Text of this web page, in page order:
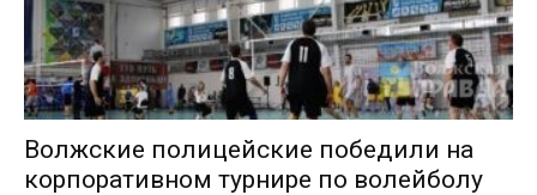
Волжские полицейские победили на
корпоративном турнире по волейболу